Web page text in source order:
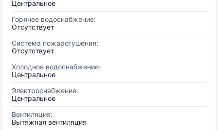
Центральное
Горячее водоснабжение:
Отсутствует
Система пожаротушения:
Отсутствует
Холодное водоснабжение:
Центральное
Электроснабжение:
Центральное
Вентиляция:
Вытяжная вентиляция